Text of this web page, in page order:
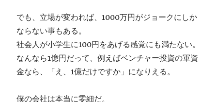
でも、立場が変われば、1000万円がジョークにしか
ならない事もある。
社会人が小学生に100円をあげる感覚にも満たない。
なんなら1億円だって、例えばベンチャー投資の軍資
金なら、「え、1億だけですか」になりえる。
僕の会社は本当に零細だ。